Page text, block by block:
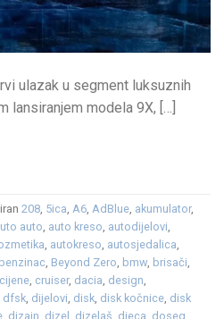
ulazak u segment luksuznih
lansiranjem modela 9X, […]
208, 5ica, A6, AdBlue, akumulator,
auto, auto kreso, autodijelovi,
, autokreso, autosjedalica,
benzinac, Beyond Zero, bmw, brisači,
cijene, cruiser, dacia, design,
dfsk, dijelovi, disk, disk kočnice, disk
, dizajn, dizel , dizelaš, djeca, doseg,